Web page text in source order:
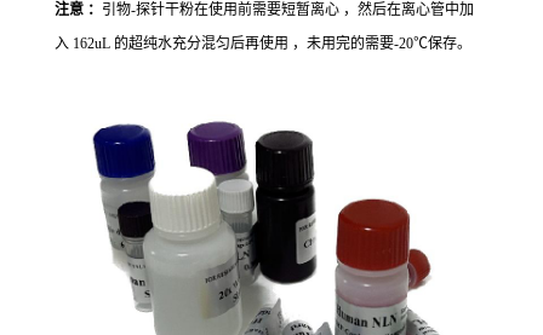
注意 ： 引物-探针干粉在使用前需要短暂离心 ，然后在离心管中加
入 162uL 的超纯水充分混匀后再使用 ，未用完的需要-20℃保存。